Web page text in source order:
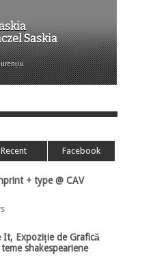
Saskia
Recent Facebook
+ type @ CAV
It, Expoziție de Grafică
shakespeariene